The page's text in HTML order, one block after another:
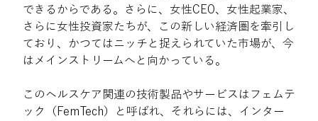
できるからである。さらに、女性CEO、女性起業家、
さらに女性投資家たちが、この新しい経済圏を牽引し
ており、かつてはニッチと捉えられていた市場が、今
はメインストリームへと向かっている。
このヘルスケア関連の技術製品やサービスはフェムテ
ック（FemTech）と呼ばれ、それらには、インター